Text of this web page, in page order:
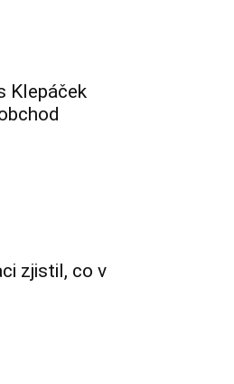
Klepáček
zjistil, co v